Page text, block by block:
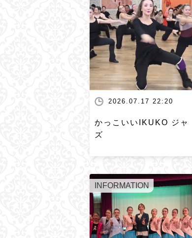
2026.07.17 22:20
かっこいいIKUKO ジャ
ズ
INFORMATION